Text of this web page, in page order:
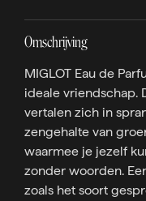
Omschrijving
MIGLOT Eau de
ideale vriendschap.
vertalen zich in
zengehalte van
waarmee je jezelf
zonder woorden.
zoals het soort